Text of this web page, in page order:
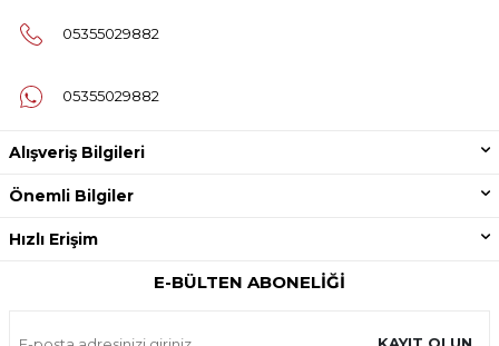
05355029882
05355029882
Alışveriş Bilgileri
Önemli Bilgiler
Hızlı Erişim
E-BÜLTEN ABONELIĞI